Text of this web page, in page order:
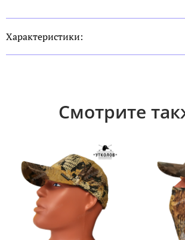
Характеристики:
Смотрите